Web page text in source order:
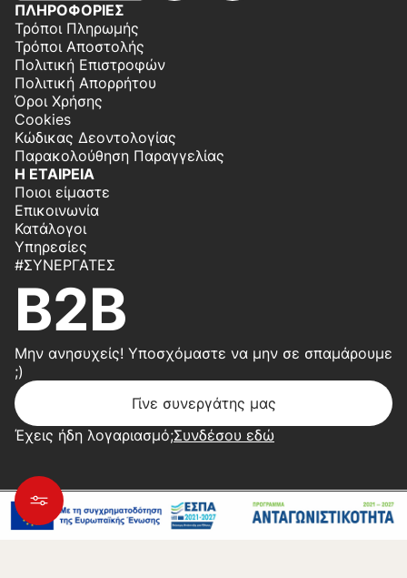
ΠΛΗΡΟΦΟΡΙΕΣ
Τρόποι Πληρωμής
Τρόποι Αποστολής
Πολιτική Επιστροφών
Πολιτική Απορρήτου
Όροι Χρήσης
Cookies
Κώδικας Δεοντολογίας
Παρακολούθηση Παραγγελίας
Η ΕΤΑΙΡΕΙΑ
Ποιοι είμαστε
Επικοινωνία
Κατάλογοι
Υπηρεσίες
#ΣΥΝΕΡΓΆΤΕΣ
B2B
Μην ανησυχείς! Υποσχόμαστε να μην σε σπαμάρουμε
;)
Γίνε συνεργάτης μας
Έχεις ήδη λογαριασμό;Συνδέσου εδώ
Copyright 2026 © Center Home | Created by